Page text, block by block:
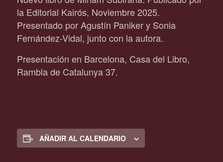
la Editorial Kairós, Noviembre 2025.
Presentado por Agustín Paniker y Sonia
Fernández-Vidal, junto con la autora.
Presentación en Barcelona, Casa del Libro,
Rambla de Catalunya 37.
AÑADIR AL CALENDARIO